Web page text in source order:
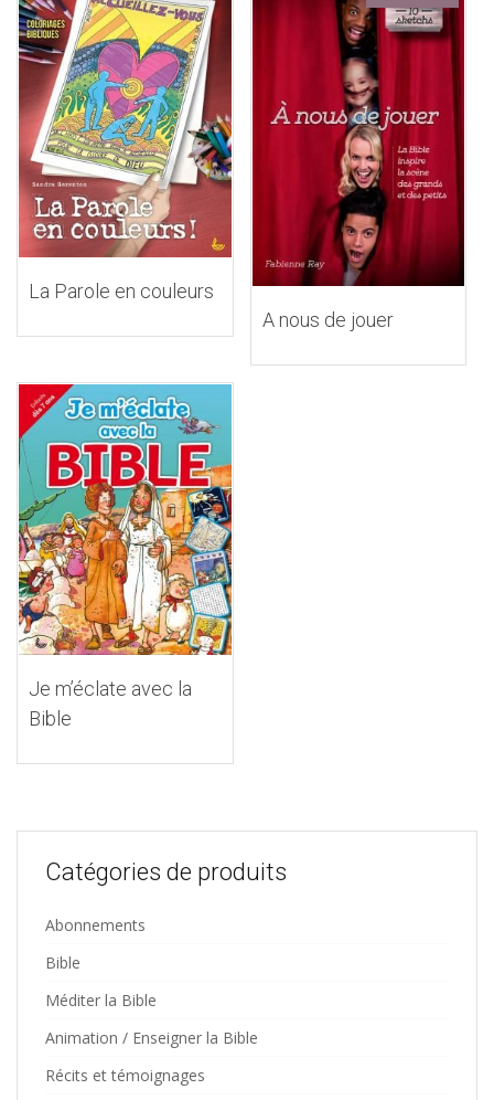
La Parole en couleurs
A nous de jouer
Je m’éclate avec la
Bible
Catégories de produits
Abonnements
Bible
Méditer la Bible
Animation / Enseigner la Bible
Récits et témoignages